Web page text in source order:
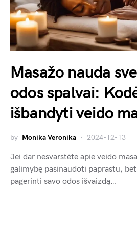
Masažo nauda
odos spalvai:
išbandyti veido
by Monika Veronika 2024-12-13
Jei dar nesvarstėte apie veido
galimybę pasinaudoti paprastu,
pagerinti savo odos išvaizdą…